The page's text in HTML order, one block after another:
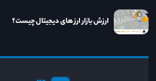
ارزش بازار ارز های دیجیتال چیست؟